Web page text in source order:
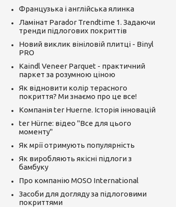
Французька і англійська ялинка
Ламінат Parador Trendtime 1. Задаючи
тренди підлогових покриттів
Новий виклик вініловій плитці - Binyl
PRO
Kaindl Veneer Parquet - практичний
паркет за розумною ціною
Як відновити колір терасного
покриття? Ми знаємо про це все!
Компанія ter Huerne. Історія інновацій
ter Hürne: відео "Все для цього
моменту"
Як мрії отримують популярність
Як виробляють якісні підлоги з
бамбуку
Про компанію MOSO International
Засоби для догляду за підлоговими
покриттями